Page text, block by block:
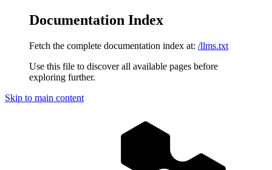
Documentation Index
Fetch the complete documentation index at: /llms.txt
Use this file to discover all available pages before
exploring further.
Skip to main content